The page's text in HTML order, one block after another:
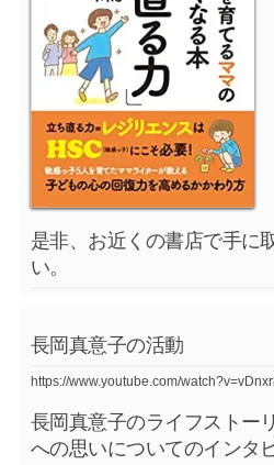
是非、お近くの書店で手に
い。
長岡真意子の活動
https://www.youtube.com/
長岡真意子のライフストー
への思いについてのインタ